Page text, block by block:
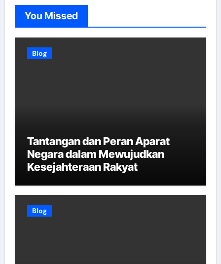
You Missed
Blog
Tantangan dan Peran Aparat
Negara dalam Mewujudkan
Kesejahteraan Rakyat
Blog